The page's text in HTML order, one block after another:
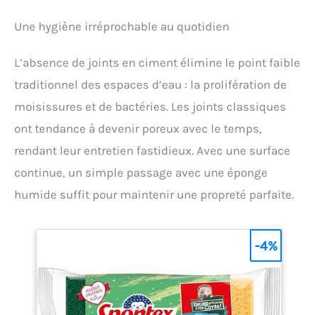
Une hygiène irréprochable au quotidien
L’absence de joints en ciment élimine le point faible
traditionnel des espaces d’eau : la prolifération de
moisissures et de bactéries. Les joints classiques
ont tendance à devenir poreux avec le temps,
rendant leur entretien fastidieux. Avec une surface
continue, un simple passage avec une éponge
humide suffit pour maintenir une propreté parfaite.
-4%